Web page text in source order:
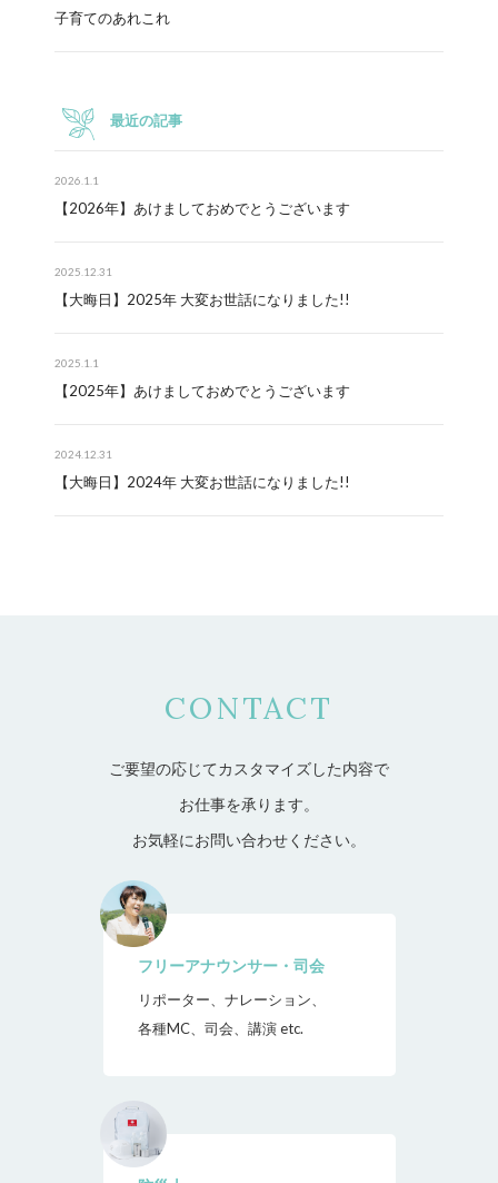
子育てのあれこれ
最近の記事
2026.1.1
【2026年】あけましておめでとうございます
2025.12.31
【大晦日】2025年 大変お世話になりました!!
2025.1.1
【2025年】あけましておめでとうございます
2024.12.31
【大晦日】2024年 大変お世話になりました!!
CONTACT
ご要望の応じてカスタマイズした内容で
お仕事を承ります。
お気軽にお問い合わせください。
フリーアナウンサー・司会
リポーター、ナレーション、
各種MC、司会、講演 etc.